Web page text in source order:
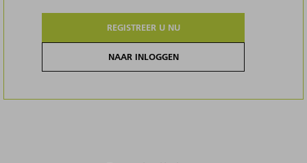
REGISTREER U NU
NAAR INLOGGEN